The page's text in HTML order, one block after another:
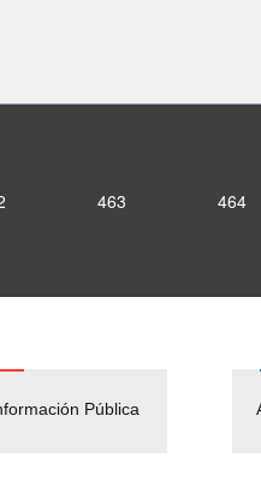
463 464
Pública
Empleos Públicos